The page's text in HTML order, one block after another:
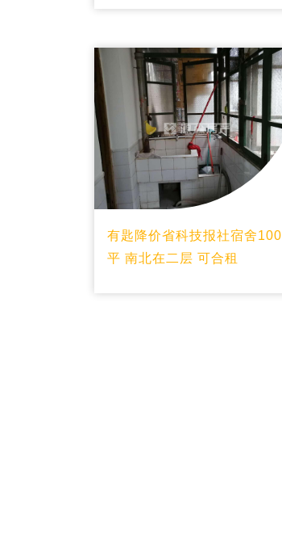
有匙降价省科技报社宿舍100
平 南北在二层 可合租